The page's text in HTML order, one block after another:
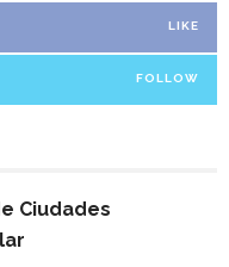
LIKE
FOLLOW
Ciudades